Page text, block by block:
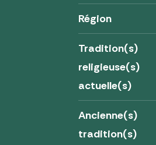
Région
Tradition(s)
religieuse(s)
actuelle(s)
Ancienne(s)
tradition(s)